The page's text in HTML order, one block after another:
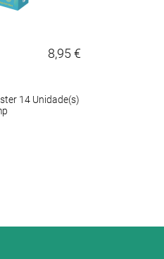
8,95 €
14 Unidade(s)